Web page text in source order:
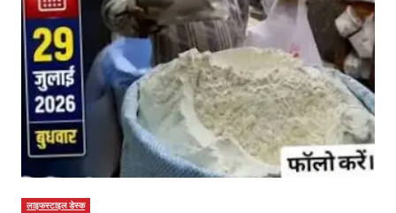
लाइफस्टाइल डेस्क